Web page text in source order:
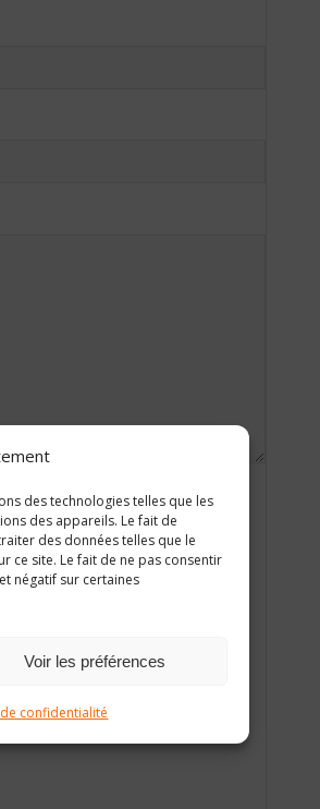
des technologies telles que les
des appareils. Le fait de
des données telles que le
ce site. Le fait de ne pas consentir
négatif sur certaines
Voir les préférences
confidentialité